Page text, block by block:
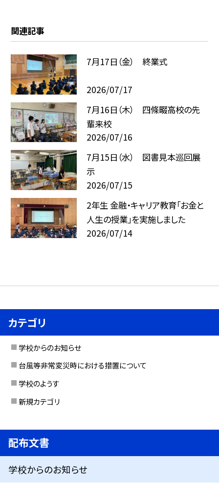
関連記事
7月17日（金） 終業式
2026/07/17
7月16日（木） 四條畷高校の先
輩来校
2026/07/16
7月15日（水） 図書見本巡回展
示
2026/07/15
2年生 金融・キャリア教育「お金と
人生の授業」を実施しました
2026/07/14
カテゴリ
学校からのお知らせ
台風等非常変災時における措置について
学校のようす
新規カテゴリ
配布文書
学校からのお知らせ